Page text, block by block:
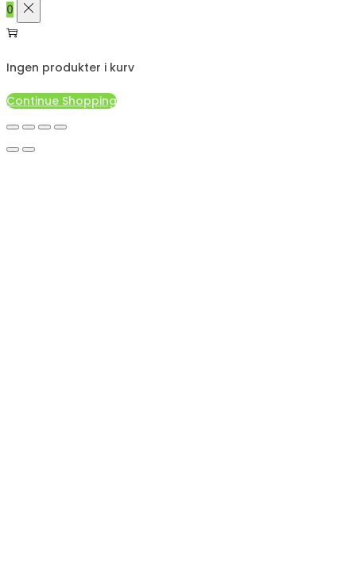
0
Ingen produkter i kurv
Continue Shopping